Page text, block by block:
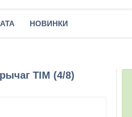
НОВИНКИ
TIM (4/8)